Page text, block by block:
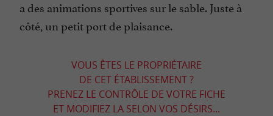
a des animations sportives sur le sable. Juste à
côté, un petit port de plaisance.
VOUS ÊTES LE PROPRIÉTAIRE
DE CET ÉTABLISSEMENT ?
PRENEZ LE CONTRÔLE DE VOTRE FICHE
ET MODIFIEZ LA SELON VOS DÉSIRS...